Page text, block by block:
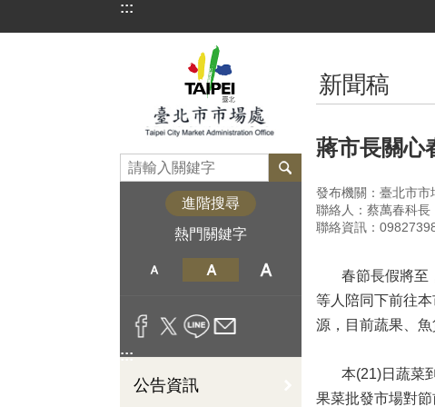
跳到主要內容區塊
:::
進階搜尋
熱門關鍵字
:::
公告資訊
新聞稿
蔣市長關心
發布機關：臺北市市
聯絡人：蔡萬春科長
聯絡資訊：
春節長假將至，
等人陪同下前往
源，目前蔬果、魚
本(21)日蔬菜到
果菜批發市場對